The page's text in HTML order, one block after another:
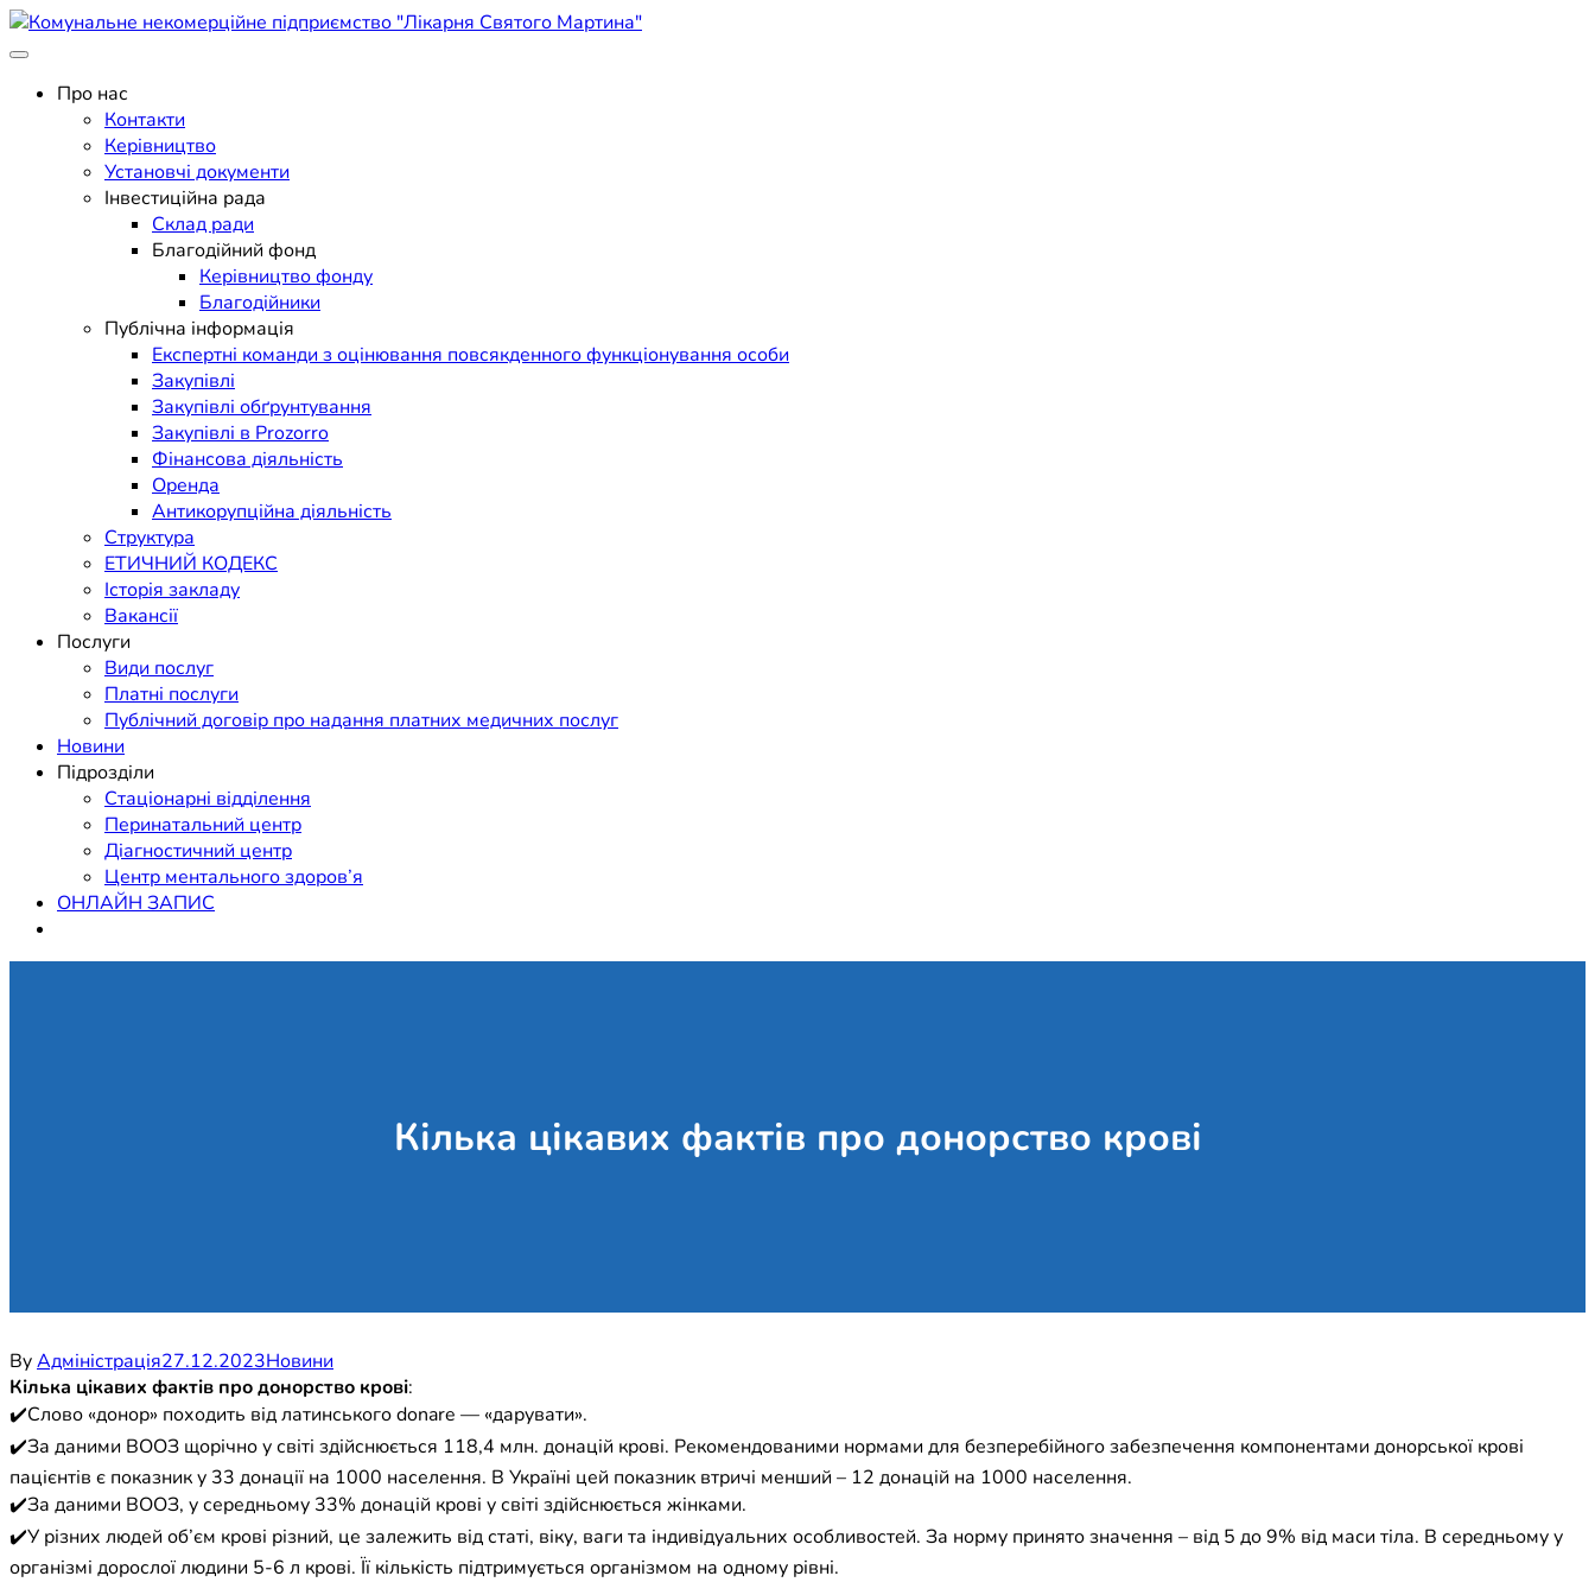
Skip
to
Комунальне некомерційне підприємство "Лікарня Святого Мартина"
Поліклініка Мукачево
Про нас
Контакти
Керівництво
Установчі документи
Інвестиційна рада
Склад ради
Благодійний фонд
Керівництво фонду
Благодійники
Публічна інформація
Експертні команди з оцінювання повсякденного функціонування особи
Закупівлі
Закупівлі обґрунтування
Закупівлі в Prozorro
Фінансова діяльність
Оренда
Антикорупційна діяльність
Структура
ЕТИЧНИЙ КОДЕКС
Історія закладу
Вакансії
Послуги
Види послуг
Платні послуги
Публічний договір про надання платних медичних послуг
Новини
Підрозділи
Стаціонарні відділення
Перинатальний центр
Діагностичний центр
Центр ментального здоров’я
ОНЛАЙН ЗАПИС
Кілька цікавих фактів про донорство крові
ByАдміністрація27.12.2023Новини
Кілька цікавих фактів про донорство крові:
✔️Слово «донор» походить від латинського donare — «дарувати».
✔️За даними ВООЗ щорічно у світі здійснюється 118,4 млн. донацій крові. Рекомендованими нормами для безперебійного забезпечення компонентами донорської крові
пацієнтів є показник у 33 донації на 1000 населення. В Україні цей показник втричі менший – 12 донацій на 1000 населення.
✔️За даними ВООЗ, у середньому 33% донацій крові у світі здійснюється жінками.
✔️У різних людей об’єм крові різний, це залежить від статі, віку, ваги та індивідуальних особливостей. За норму принято значення – від 5 до 9% від маси тіла. В середньому у
організмі дорослої людини 5-6 л крові. Її кількість підтримується організмом на одному рівні.